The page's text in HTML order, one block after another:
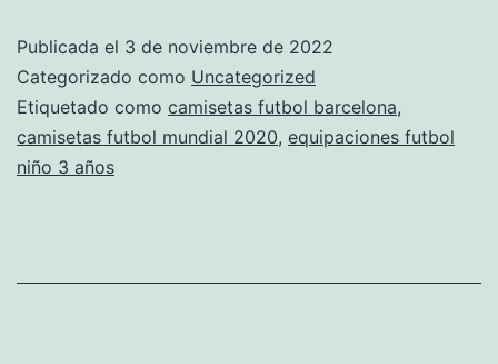
futbol
femenino
Publicada el 3 de noviembre de 2022
Categorizado como Uncategorized
Etiquetado como camisetas futbol barcelona,
camisetas futbol mundial 2020, equipaciones futbol
niño 3 años